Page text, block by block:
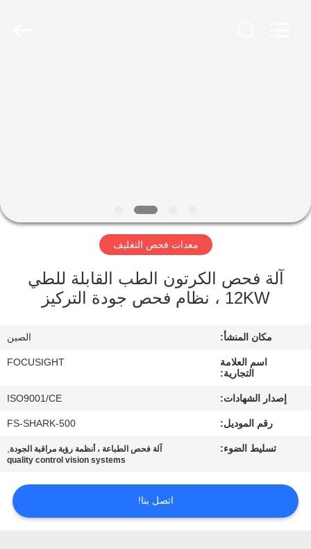
جولة
المعمل
الجودة
اتصل
أخبار
اطلب
اقتباس
معدات فحص التغليف
آلة فحص الكرتون الطب القابلة للطي
12KW ، نظام فحص جودة التركيز
مكان المنشأ: الصين
اسم العلامة
التجارية:
FOCUSIGHT
إصدار الشهادات: ISO9001/CE
رقم الموديل: FS-SHARK-500
تسليط الضوء: آلة فحص الطباعة ، أنظمة رؤية مراقبة الجودة,
quality control vision systems
اتصل بنا!